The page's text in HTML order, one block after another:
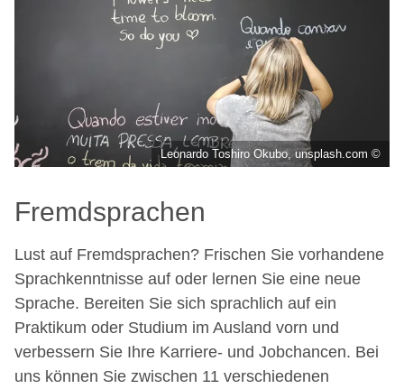
Leonardo Toshiro Okubo, unsplash.com ©
Fremdsprachen
Lust auf Fremdsprachen? Frischen Sie vorhandene
Sprachkenntnisse auf oder lernen Sie eine neue
Sprache. Bereiten Sie sich sprachlich auf ein
Praktikum oder Studium im Ausland vorn und
verbessern Sie Ihre Karriere- und Jobchancen. Bei
uns können Sie zwischen 11 verschiedenen